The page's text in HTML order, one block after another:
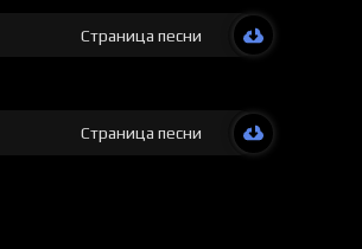
Страница песни
Страница песни